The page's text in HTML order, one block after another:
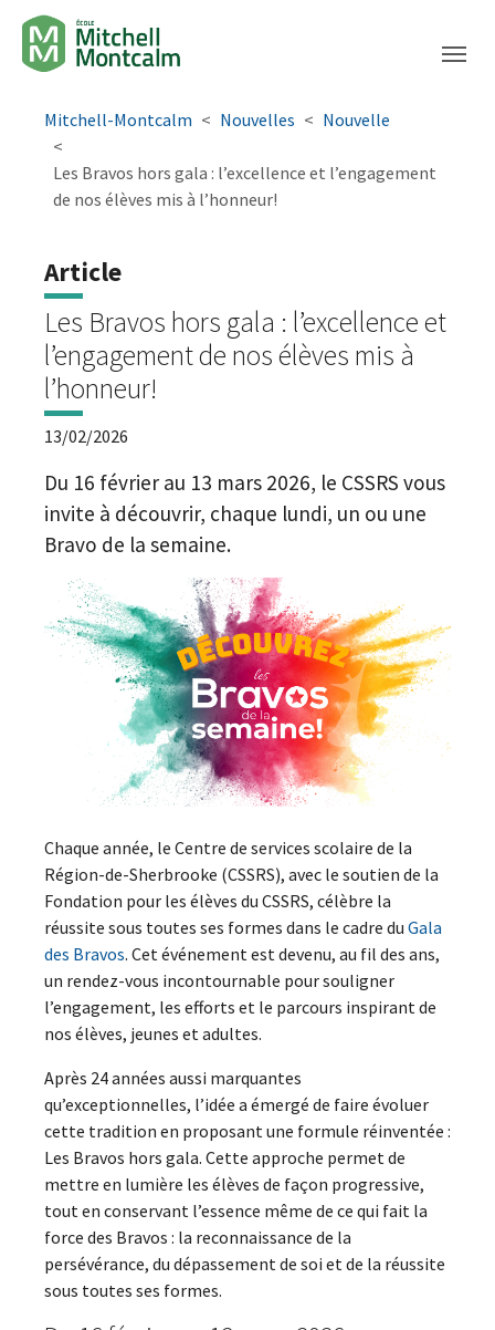
Aller à la navigation principale
Aller au contenu principal
Passer au pied de page
Mitchell-Montcalm Nouvelles Nouvelle
Les Bravos hors gala : l’excellence et l’engagement
de nos élèves mis à l’honneur!
Article
Les Bravos hors gala : l’excellence et
l’engagement de nos élèves mis à
l’honneur!
13/02/2026
Du 16 février au 13 mars 2026, le CSSRS vous
invite à découvrir, chaque lundi, un ou une
Bravo de la semaine.
Chaque année, le Centre de services scolaire de la
Région-de-Sherbrooke (CSSRS), avec le soutien de la
Fondation pour les élèves du CSSRS, célèbre la
réussite sous toutes ses formes dans le cadre du Gala
des Bravos. Cet événement est devenu, au fil des ans,
un rendez-vous incontournable pour souligner
l’engagement, les efforts et le parcours inspirant de
nos élèves, jeunes et adultes.
Après 24 années aussi marquantes
qu’exceptionnelles, l’idée a émergé de faire évoluer
cette tradition en proposant une formule réinventée :
Les Bravos hors gala. Cette approche permet de
mettre en lumière les élèves de façon progressive,
tout en conservant l’essence même de ce qui fait la
force des Bravos : la reconnaissance de la
persévérance, du dépassement de soi et de la réussite
sous toutes ses formes.